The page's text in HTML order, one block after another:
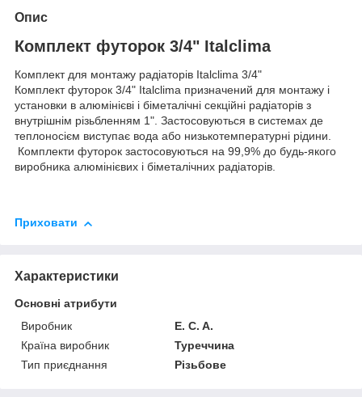
Опис
Комплект футорок 3/4" Italclima
Комплект для монтажу радіаторів Italclima 3/4"
Комплект футорок 3/4" Italclima призначений для монтажу і
установки в алюмінієві і біметалічні секційні радіаторів з
внутрішнім різьбленням 1". Застосовуються в системах де
теплоносієм виступає вода або низькотемпературні рідини.
Комплекти футорок застосовуються на 99,9% до будь-якого
виробника алюмінієвих і біметалічних радіаторів.
Приховати
Характеристики
Основні атрибути
Виробник
E. C. A.
Країна виробник
Туреччина
Тип приєднання
Різьбове